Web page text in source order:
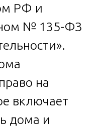
РФ и
№ 135-ФЗ
на
включает
дома и